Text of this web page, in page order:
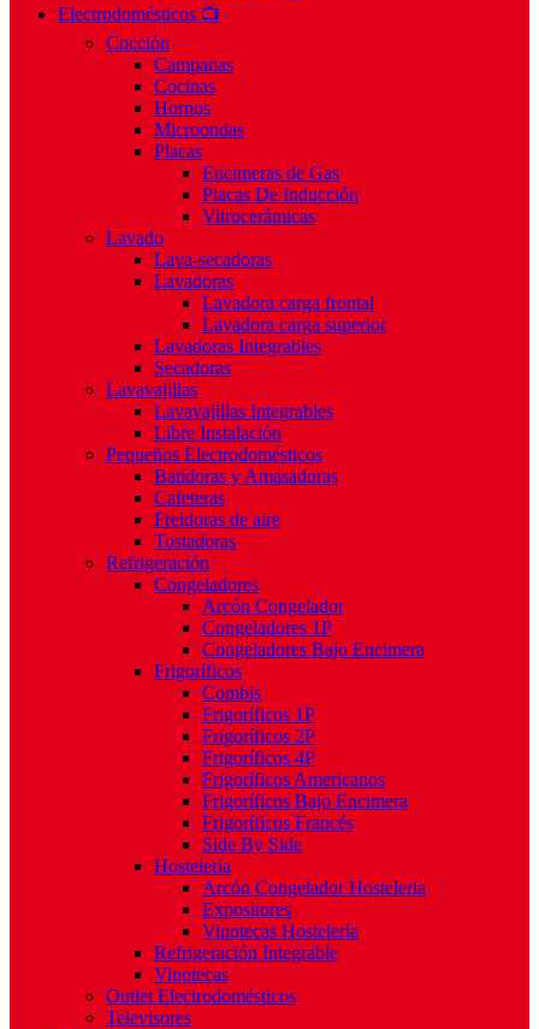
Electrodomésticos 📺
Cocción
Campanas
Cocinas
Hornos
Microondas
Placas
Encimeras de Gas
Placas De Inducción
Vitrocerámicas
Lavado
Lava-secadoras
Lavadoras
Lavadora carga frontal
Lavadora carga superior
Lavadoras Integrables
Secadoras
Lavavajillas
Lavavajillas Integrables
Libre Instalación
Pequeños Electrodomésticos
Batidoras y Amasadoras
Cafeteras
Freidoras de aire
Tostadoras
Refrigeración
Congeladores
Arcón Congelador
Congeladores 1P
Congeladores Bajo Encimera
Frigoríficos
Combis
Frigoríficos 1P
Frigoríficos 2P
Frigoríficos 4P
Frigoríficos Americanos
Frigoríficos Bajo Encimera
Frigoríficos Francés
Side By Side
Hostelería
Arcón Congelador Hostelería
Expositores
Vinotecas Hostelería
Refrigeración Integrable
Vinotecas
Outlet Electrodomésticos
Televisores